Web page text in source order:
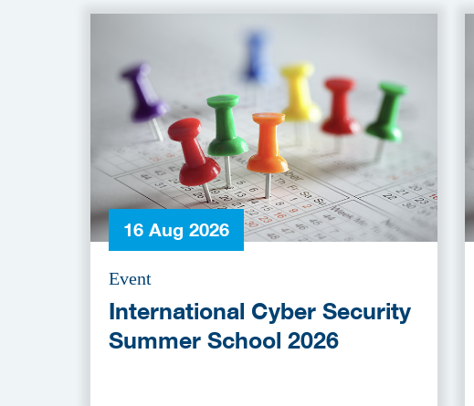
16 Aug 2026
Event
International Cyber Security
Summer School 2026